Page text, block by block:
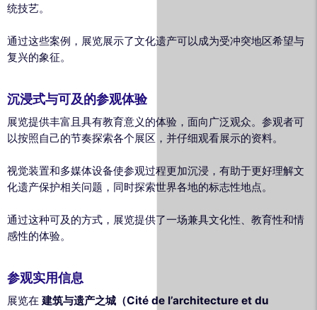
统技艺。
通过这些案例，展览展示了文化遗产可以成为受冲突地区希望与
复兴的象征。
沉浸式与可及的参观体验
展览提供丰富且具有教育意义的体验，面向广泛观众。参观者可
以按照自己的节奏探索各个展区，并仔细观看展示的资料。
视觉装置和多媒体设备使参观过程更加沉浸，有助于更好理解文
化遗产保护相关问题，同时探索世界各地的标志性地点。
通过这种可及的方式，展览提供了一场兼具文化性、教育性和情
感性的体验。
参观实用信息
展览在 建筑与遗产之城（Cité de l’architecture et du